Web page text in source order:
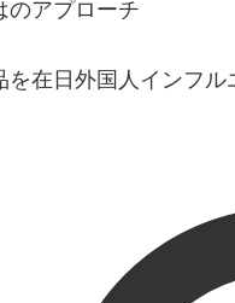
のアプローチ
を在日外国人インフ